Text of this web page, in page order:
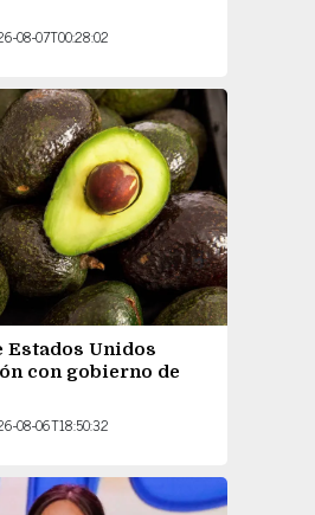
08-07T00:28:02
Estados Unidos
con gobierno de
08-06T18:50:32